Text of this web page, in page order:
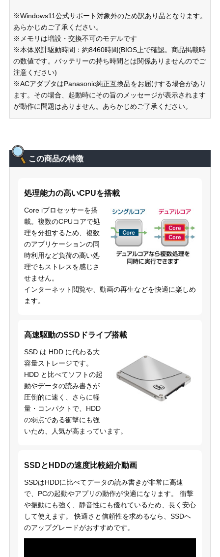
※Windows11公式サポート対象外のため訳あり品となります。
あらかじめご了承ください。
※メモリは増設・交換不可のモデルです
※本体累計駆動時間：約8460時間(BIOS上で確認。商品掲載時
の数値です。バッテリーの持ち時間とは関係ありませんのでご
注意ください)
※ACアダプタはPanasonic純正互換品をお届けする場合があり
ます。その場合、起動時にその旨のメッセージが表示されます
が動作に問題はありません。あらかじめご了承ください。
この商品の特徴
処理能力の高いCPUを搭載
Core iプロセッサーを搭
載。複数のCPUコアで処
理を分担するため、複数
のアプリケーションの同
時利用など負荷の高い処
理でもストレスを感じさ
せません。
インターネット閲覧や、動画の再生などを快適に楽しめ
ます。
高速駆動のSSDドライブ搭載
SSD は HDD に代わる大
容量ストレージです。
HDD と比べてソフトの起
動やデータの読み書きが
圧倒的に速く、さらに軽
量・コンパクトで、HDD
の弱点である衝撃にも強
いため、人気が高まっています。
SSDとHDDの速度比較紹介動画
SSDはHDDに比べてデータの読み書きが非常に高速
で、PCの起動やアプリの動作が快適になります。 衝撃
や振動にも強く、静音性にも優れているため、長く安心
して使えます。 快適さと信頼性を求めるなら、SSDへ
のアップグレードがおすすめです。